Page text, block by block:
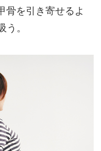
を引き寄せるよ
う。